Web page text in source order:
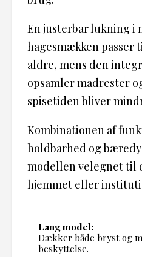
En justerbar lukning i
hagesmækken passer
aldre, mens den
opsamler madrester
spisetiden bliver
Kombinationen af
holdbarhed og
modellen velegnet til
hjemmet eller
Lang model:
Dækker både bryst og
beskyttelse.